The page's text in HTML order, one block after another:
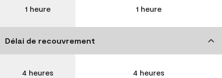
1 heure 1 heure
Délai de recouvrement
4 heures 4 heures